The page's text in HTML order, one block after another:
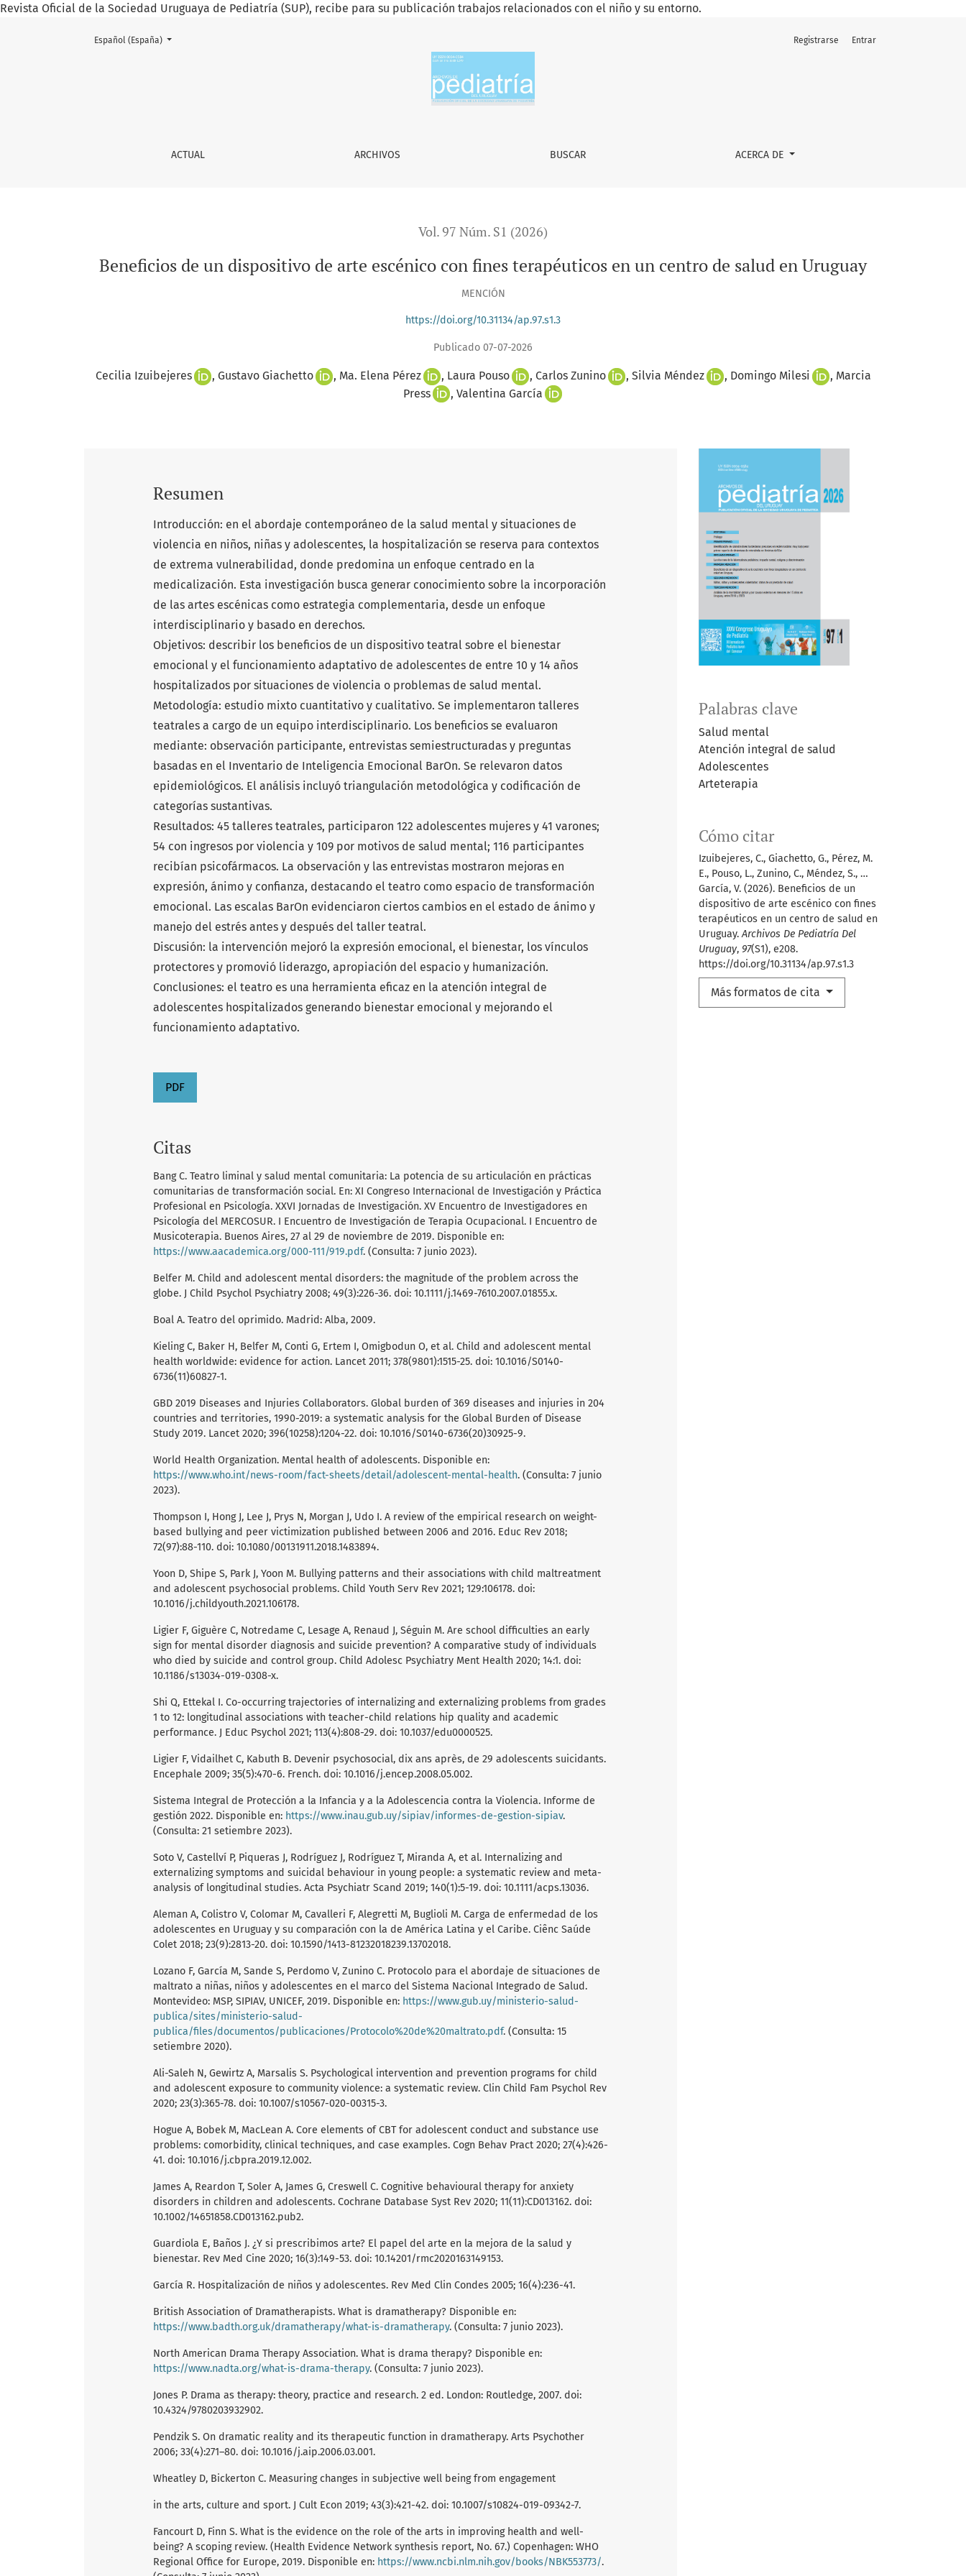
Revista Oficial de la Sociedad Uruguaya de Pediatría (SUP), recibe para su publicación trabajos relacionados con el niño y su entorno.
Beneficios de un dispositivo de arte escénico con fines terapéuticos en un centro de salud en Uruguay
ACTUAL ARCHIVOS BUSCAR ACERCA DE
Registrarse Entrar
Cambiar el idioma. El actual es:
Español (España)
Vol. 97 Núm. S1 (2026)
Beneficios de un dispositivo de arte escénico con fines terapéuticos en un centro de salud en Uruguay
MENCIÓN
https://doi.org/10.31134/ap.97.s1.3
Publicado 07-07-2026
Cecilia Izuibejeres Gustavo Giachetto Ma. Elena Pérez Laura Pouso Carlos Zunino Silvia Méndez Domingo Milesi
Marcia
Press
Valentina García
Palabras clave
Salud mental
Atención integral de salud
Adolescentes
Arteterapia
Cómo citar
Izuibejeres, C., Giachetto, G., Pérez, M.
E., Pouso, L., Zunino, C., Méndez, S., …
García, V. (2026). Beneficios de un
dispositivo de arte escénico con fines
terapéuticos en un centro de salud en
Uruguay.Archivos De Pediatría Del
Uruguay, 97(S1), e208.
https://doi.org/10.31134/ap.97.s1.3
Más formatos de cita
Resumen
Introducción: en el abordaje contemporáneo de la salud mental y situaciones de
violencia en niños, niñas y adolescentes, la hospitalización se reserva para contextos
de extrema vulnerabilidad, donde predomina un enfoque centrado en la
medicalización. Esta investigación busca generar conocimiento sobre la incorporación
de las artes escénicas como estrategia complementaria, desde un enfoque
interdisciplinario y basado en derechos.
Objetivos: describir los beneficios de un dispositivo teatral sobre el bienestar
emocional y el funcionamiento adaptativo de adolescentes de entre 10 y 14 años
hospitalizados por situaciones de violencia o problemas de salud mental.
Metodología: estudio mixto cuantitativo y cualitativo. Se implementaron talleres
teatrales a cargo de un equipo interdisciplinario. Los beneficios se evaluaron
mediante: observación participante, entrevistas semiestructuradas y preguntas
basadas en el Inventario de Inteligencia Emocional BarOn. Se relevaron datos
epidemiológicos. El análisis incluyó triangulación metodológica y codificación de
categorías sustantivas.
Resultados: 45 talleres teatrales, participaron 122 adolescentes mujeres y 41 varones;
54 con ingresos por violencia y 109 por motivos de salud mental; 116 participantes
recibían psicofármacos. La observación y las entrevistas mostraron mejoras en
expresión, ánimo y confianza, destacando el teatro como espacio de transformación
emocional. Las escalas BarOn evidenciaron ciertos cambios en el estado de ánimo y
manejo del estrés antes y después del taller teatral.
Discusión: la intervención mejoró la expresión emocional, el bienestar, los vínculos
protectores y promovió liderazgo, apropiación del espacio y humanización.
Conclusiones: el teatro es una herramienta eficaz en la atención integral de
adolescentes hospitalizados generando bienestar emocional y mejorando el
funcionamiento adaptativo.
PDF
Citas
Bang C. Teatro liminal y salud mental comunitaria: La potencia de su articulación en prácticas
comunitarias de transformación social. En: XI Congreso Internacional de Investigación y Práctica
Profesional en Psicología. XXVI Jornadas de Investigación. XV Encuentro de Investigadores en
Psicología del MERCOSUR. I Encuentro de Investigación de Terapia Ocupacional. I Encuentro de
Musicoterapia. Buenos Aires, 27 al 29 de noviembre de 2019. Disponible en:
https://www.aacademica.org/000-111/919.pdf. (Consulta: 7 junio 2023).
Belfer M. Child and adolescent mental disorders: the magnitude of the problem across the
globe. J Child Psychol Psychiatry 2008; 49(3):226-36. doi: 10.1111/j.1469-7610.2007.01855.x.
Boal A. Teatro del oprimido. Madrid: Alba, 2009.
Kieling C, Baker H, Belfer M, Conti G, Ertem I, Omigbodun O, et al. Child and adolescent mental
health worldwide: evidence for action. Lancet 2011; 378(9801):1515-25. doi: 10.1016/S0140-
6736(11)60827-1.
GBD 2019 Diseases and Injuries Collaborators. Global burden of 369 diseases and injuries in 204
countries and territories, 1990-2019: a systematic analysis for the Global Burden of Disease
Study 2019. Lancet 2020; 396(10258):1204-22. doi: 10.1016/S0140-6736(20)30925-9.
World Health Organization. Mental health of adolescents. Disponible en:
https://www.who.int/news-room/fact-sheets/detail/adolescent-mental-health. (Consulta: 7 junio
2023).
Thompson I, Hong J, Lee J, Prys N, Morgan J, Udo I. A review of the empirical research on weight-
based bullying and peer victimization published between 2006 and 2016. Educ Rev 2018;
72(97):88-110. doi: 10.1080/00131911.2018.1483894.
Yoon D, Shipe S, Park J, Yoon M. Bullying patterns and their associations with child maltreatment
and adolescent psychosocial problems. Child Youth Serv Rev 2021; 129:106178. doi:
10.1016/j.childyouth.2021.106178.
Ligier F, Giguère C, Notredame C, Lesage A, Renaud J, Séguin M. Are school difficulties an early
sign for mental disorder diagnosis and suicide prevention? A comparative study of individuals
who died by suicide and control group. Child Adolesc Psychiatry Ment Health 2020; 14:1. doi:
10.1186/s13034-019-0308-x.
Shi Q, Ettekal I. Co-occurring trajectories of internalizing and externalizing problems from grades
1 to 12: longitudinal associations with teacher-child relations hip quality and academic
performance. J Educ Psychol 2021; 113(4):808-29. doi: 10.1037/edu0000525.
Ligier F, Vidailhet C, Kabuth B. Devenir psychosocial, dix ans après, de 29 adolescents suicidants.
Encephale 2009; 35(5):470-6. French. doi: 10.1016/j.encep.2008.05.002.
Sistema Integral de Protección a la Infancia y a la Adolescencia contra la Violencia. Informe de
gestión 2022. Disponible en: https://www.inau.gub.uy/sipiav/informes-de-gestion-sipiav.
(Consulta: 21 setiembre 2023).
Soto V, Castellví P, Piqueras J, Rodríguez J, Rodríguez T, Miranda A, et al. Internalizing and
externalizing symptoms and suicidal behaviour in young people: a systematic review and meta-
analysis of longitudinal studies. Acta Psychiatr Scand 2019; 140(1):5-19. doi: 10.1111/acps.13036.
Aleman A, Colistro V, Colomar M, Cavalleri F, Alegretti M, Buglioli M. Carga de enfermedad de los
adolescentes en Uruguay y su comparación con la de América Latina y el Caribe. Ciênc Saúde
Colet 2018; 23(9):2813-20. doi: 10.1590/1413-81232018239.13702018.
Lozano F, García M, Sande S, Perdomo V, Zunino C. Protocolo para el abordaje de situaciones de
maltrato a niñas, niños y adolescentes en el marco del Sistema Nacional Integrado de Salud.
Montevideo: MSP, SIPIAV, UNICEF, 2019. Disponible en: https://www.gub.uy/ministerio-salud-
publica/sites/ministerio-salud-
publica/files/documentos/publicaciones/Protocolo%20de%20maltrato.pdf. (Consulta: 15
setiembre 2020).
Ali-Saleh N, Gewirtz A, Marsalis S. Psychological intervention and prevention programs for child
and adolescent exposure to community violence: a systematic review. Clin Child Fam Psychol Rev
2020; 23(3):365-78. doi: 10.1007/s10567-020-00315-3.
Hogue A, Bobek M, MacLean A. Core elements of CBT for adolescent conduct and substance use
problems: comorbidity, clinical techniques, and case examples. Cogn Behav Pract 2020; 27(4):426-
41. doi: 10.1016/j.cbpra.2019.12.002.
James A, Reardon T, Soler A, James G, Creswell C. Cognitive behavioural therapy for anxiety
disorders in children and adolescents. Cochrane Database Syst Rev 2020; 11(11):CD013162. doi:
10.1002/14651858.CD013162.pub2.
Guardiola E, Baños J. ¿Y si prescribimos arte? El papel del arte en la mejora de la salud y
bienestar. Rev Med Cine 2020; 16(3):149-53. doi: 10.14201/rmc2020163149153.
García R. Hospitalización de niños y adolescentes. Rev Med Clin Condes 2005; 16(4):236-41.
British Association of Dramatherapists. What is dramatherapy? Disponible en:
https://www.badth.org.uk/dramatherapy/what-is-dramatherapy. (Consulta: 7 junio 2023).
North American Drama Therapy Association. What is drama therapy? Disponible en:
https://www.nadta.org/what-is-drama-therapy. (Consulta: 7 junio 2023).
Jones P. Drama as therapy: theory, practice and research. 2 ed. London: Routledge, 2007. doi:
10.4324/9780203932902.
Pendzik S. On dramatic reality and its therapeutic function in dramatherapy. Arts Psychother
2006; 33(4):271–80. doi: 10.1016/j.aip.2006.03.001.
Wheatley D, Bickerton C. Measuring changes in subjective well being from engagement
in the arts, culture and sport. J Cult Econ 2019; 43(3):421-42. doi: 10.1007/s10824-019-09342-7.
Fancourt D, Finn S. What is the evidence on the role of the arts in improving health and well-
being? A scoping review. (Health Evidence Network synthesis report, No. 67.) Copenhagen: WHO
Regional Office for Europe, 2019. Disponible en: https://www.ncbi.nlm.nih.gov/books/NBK553773/.